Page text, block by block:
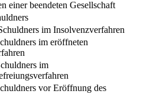
einer beendeten Gesellschaft
im Insolvenzverfahren
im eröffneten
im
vor Eröffnung des